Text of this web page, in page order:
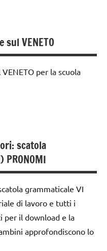
VENETO
per la scuola
scatola
grammaticale VI
di lavoro e tutti i
il download e la
approfondiscono lo